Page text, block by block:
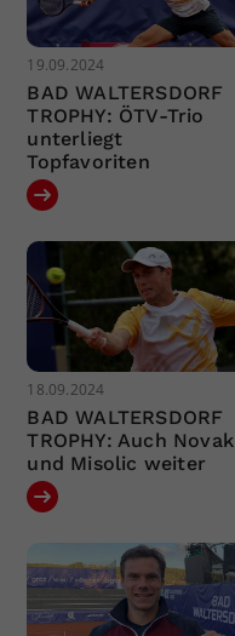
19.09.2024
BAD WALTERSDORF
TROPHY: ÖTV-Trio
unterliegt
Topfavoriten
18.09.2024
BAD WALTERSDORF
TROPHY: Auch Novak
und Misolic weiter